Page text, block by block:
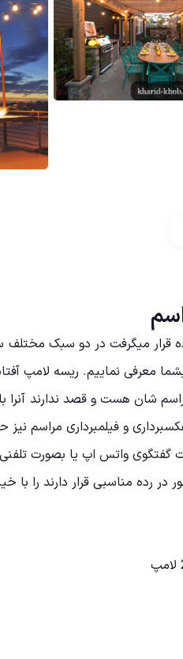
قرار میگرفت در دو سبک
معرفی نماییم. ریسه لامپ
شان هست و قصد ندارند آنرا
و فیلمبرداری مراسم
واتس اپ یا بصورت تلفنی
مناسبی قرار دارند را با